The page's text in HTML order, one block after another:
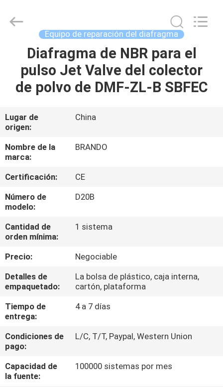
CASA
SOBRE
NOSOTROS
RECORRIDO
POR
FÁBRICA
CONTROL
DE
CALIDAD
CONTACTA
CON
NOSOTROS
Hardware
Equipo de reparación del diafragma
Diafragma de NBR para el
pulso Jet Valve del colector
de polvo de DMF-ZL-B SBFEC
Lugar de
origen:
China
Nombre de la
marca:
BRANDO
Certificación:
CE
Número de
modelo:
D20B
Cantidad de
orden mínima:
1 sistema
Precio:
Negociable
Detalles de
empaquetado:
La bolsa de plástico, caja interna,
cartón, plataforma
Tiempo de
entrega:
4 a 7 días
Condiciones de
pago:
L/C, T/T, Paypal, Western Union
Capacidad de
la fuente:
100000 sistemas por mes